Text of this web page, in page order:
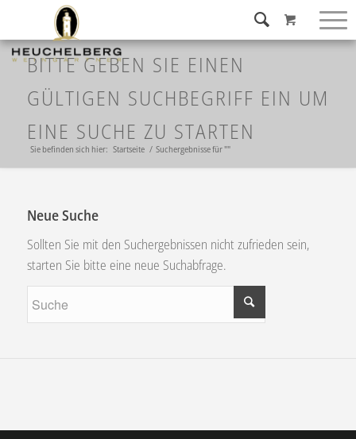
BITTE GEBEN SIE EINEN
GÜLTIGEN SUCHBEGRIFF EIN UM
EINE SUCHE ZU STARTEN
Sie befinden sich hier: Startseite / Suchergebnisse für ""
Neue Suche
Sollten Sie mit den Suchergebnissen nicht zufrieden sein,
starten Sie bitte eine neue Suchabfrage.